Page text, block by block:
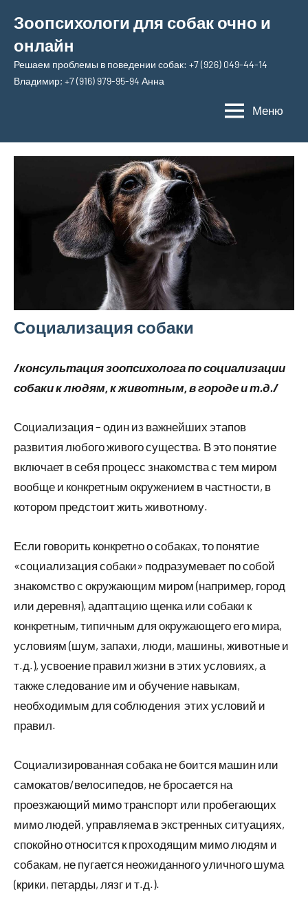
содержимому
Зоопсихологи для собак очно и
онлайн
Решаем проблемы в поведении собак: +7 (926) 049-44-14
Владимир; +7 (916) 979-95-94 Анна
Меню
Социализация собаки
/консультациязоопсихологапо социализации
собаки к людям, к животным, в городе и т.д./
Социализация – один из важнейших этапов
развития любого живого существа. В это понятие
включает в себя процесс знакомства с тем миром
вообще и конкретным окружением в частности, в
котором предстоит жить животному.
Если говорить конкретно о собаках, то понятие
«социализация собаки» подразумевает по собой
знакомство с окружающим миром (например, город
или деревня), адаптацию щенка или собаки к
конкретным, типичным для окружающего его мира,
условиям (шум, запахи, люди, машины, животные и
т.д.), усвоение правил жизни в этих условиях, а
также следование им и обучение навыкам,
необходимым для соблюдения этих условий и
правил.
Социализированная собака не боится машин или
самокатов/велосипедов, не бросается на
проезжающий мимо транспорт или пробегающих
мимо людей, управляема в экстренных ситуациях,
спокойно относится к проходящим мимо людям и
собакам, не пугается неожиданного уличного шума
(крики, петарды, лязг и т.д.).